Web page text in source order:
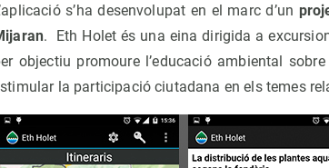
s’ha desenvolupat en el marc d’un
. Eth Holet és una eina dirigida a
objectiu promoure l’educació ambiental
la participació ciutadana en els temes